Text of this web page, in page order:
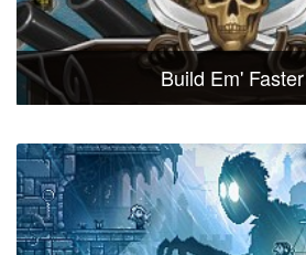
Build Em' Faster